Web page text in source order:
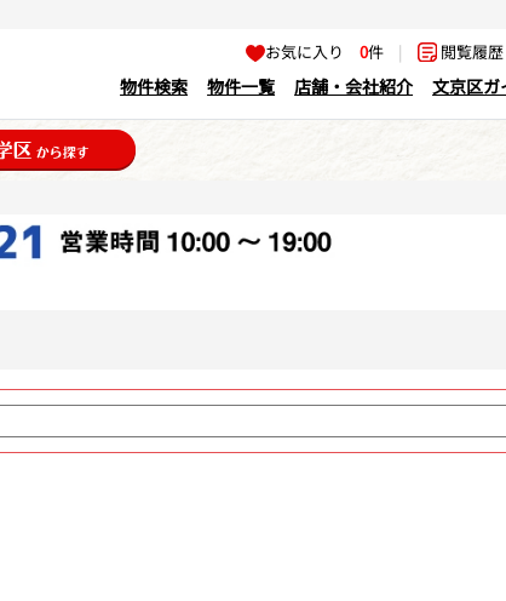
お気に入り0件 | 閲覧履
物件検索 物件一覧 店舗・会社紹介 文京区ガ